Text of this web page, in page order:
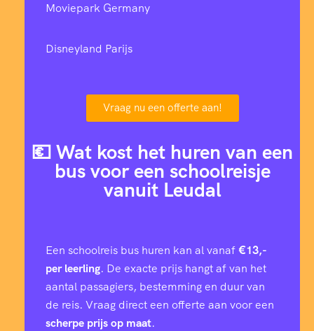
Moviepark Germany
Disneyland Parijs
Vraag nu een offerte aan!
💶 Wat kost het huren van een
bus voor een schoolreisje
vanuit Leudal
Een schoolreis bus huren kan al vanaf€13,-
per leerling. De exacte prijs hangt af van het
aantal passagiers, bestemming en duur van
de reis. Vraag direct een offerte aan voor een
scherpe prijs op maat.